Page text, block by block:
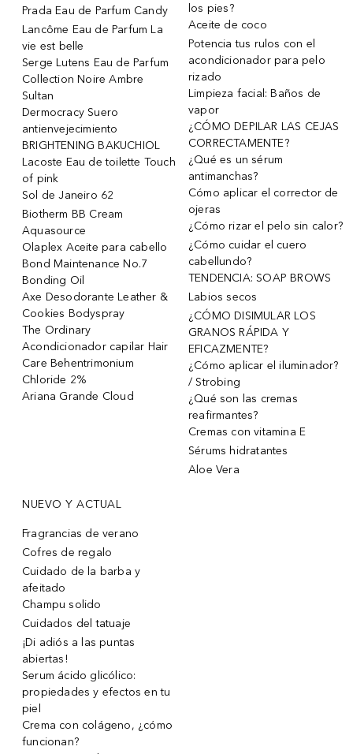
Prada Eau de Parfum Candy
Lancôme Eau de Parfum La
vie est belle
Serge Lutens Eau de Parfum
Collection Noire Ambre
Sultan
Dermocracy Suero
antienvejecimiento
BRIGHTENING BAKUCHIOL
Lacoste Eau de toilette Touch
of pink
Sol de Janeiro 62
Biotherm BB Cream
Aquasource
Olaplex Aceite para cabello
Bond Maintenance No.7
Bonding Oil
Axe Desodorante Leather &
Cookies Bodyspray
The Ordinary
Acondicionador capilar Hair
Care Behentrimonium
Chloride 2%
Ariana Grande Cloud
los pies?
Aceite de coco
Potencia tus rulos con el
acondicionador para pelo
rizado
Limpieza facial: Baños de
vapor
¿CÓMO DEPILAR LAS CEJAS
CORRECTAMENTE?
¿Qué es un sérum
antimanchas?
Cómo aplicar el corrector de
ojeras
¿Cómo rizar el pelo sin calor?
¿Cómo cuidar el cuero
cabellundo?
TENDENCIA: SOAP BROWS
Labios secos
¿CÓMO DISIMULAR LOS
GRANOS RÁPIDA Y
EFICAZMENTE?
¿Cómo aplicar el iluminador?
/ Strobing
¿Qué son las cremas
reafirmantes?
Cremas con vitamina E
Sérums hidratantes
Aloe Vera
NUEVO Y ACTUAL
Fragrancias de verano
Cofres de regalo
Cuidado de la barba y
afeitado
Champu solido
Cuidados del tatuaje
¡Di adiós a las puntas
abiertas!
Serum ácido glicólico:
propiedades y efectos en tu
piel
Crema con colágeno, ¿cómo
funcionan?